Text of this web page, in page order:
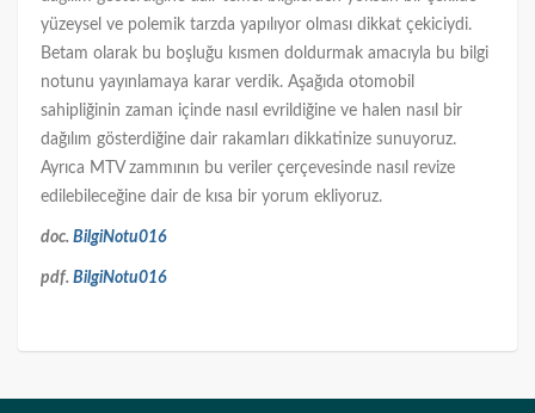
yüzeysel ve polemik tarzda yapılıyor olması dikkat çekiciydi.
Betam olarak bu boşluğu kısmen doldurmak amacıyla bu bilgi
notunu yayınlamaya karar verdik. Aşağıda otomobil
sahipliğinin zaman içinde nasıl evrildiğine ve halen nasıl bir
dağılım gösterdiğine dair rakamları dikkatinize sunuyoruz.
Ayrıca MTV zammının bu veriler çerçevesinde nasıl revize
edilebileceğine dair de kısa bir yorum ekliyoruz.
doc. BilgiNotu016
pdf. BilgiNotu016